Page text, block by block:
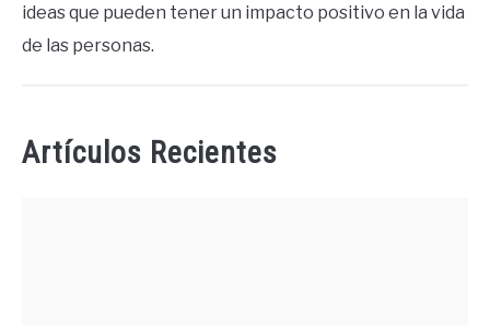
ideas que pueden tener un impacto positivo en la vida
de las personas.
Artículos Recientes